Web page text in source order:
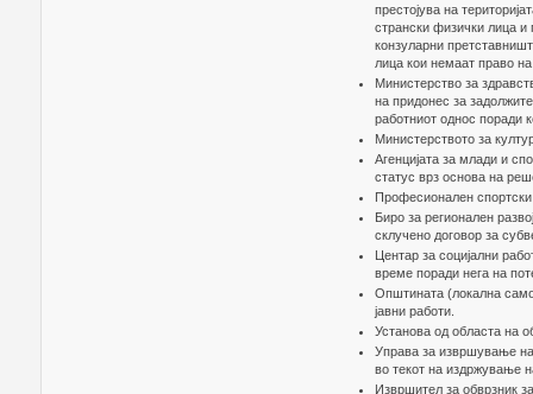
престојува на
странски физички лица и
конзуларни
лица кои немаат право
Министерство за
на придонес за
работниот однос поради
Министерството за
Агенцијата за млади и
статус врз основа на
Професионален
Биро за регионален
склучено договор за
Центар за социјални
време поради нега на
Општината (локална
јавни работи.
Установа од областа на
Управа за извршување
во текот на издржување
Извршител за обврзник